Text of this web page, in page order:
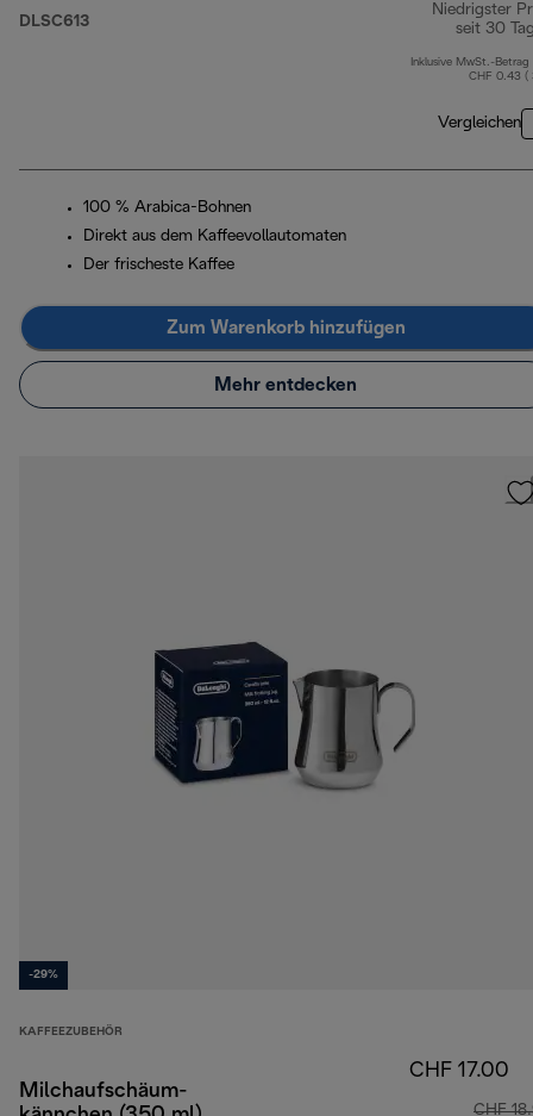
DLSC613
Niedrigster
seit 30
Inklusive MwSt.-Betrag
CHF 0.43 (
Vergleichen
100 % Arabica-Bohnen
Direkt aus dem Kaffeevollautomaten
Der frischeste Kaffee
Zum Warenkorb hinzufügen
Mehr entdecken
-29%
KAFFEEZUBEHÖR
Milchaufschäum-
CHF 17.00
CHF